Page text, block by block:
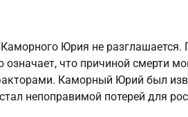
Юрия не
означает, что причиной смерти
Каморный Юрий был
непоправимой потерей для